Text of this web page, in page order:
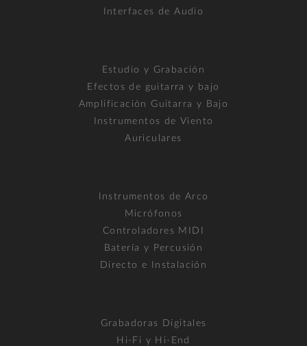
Interfaces de Audio
Estudio y Grabación
Efectos de guitarra y bajo
Amplificación Guitarra y Bajo
Instrumentos de Viento
Auriculares
Instrumentos de Arco
Micrófonos
Controladores MIDI
Batería y Percusión
Directo e Instalación
Grabadoras Digitales
Hi-Fi y Hi-End